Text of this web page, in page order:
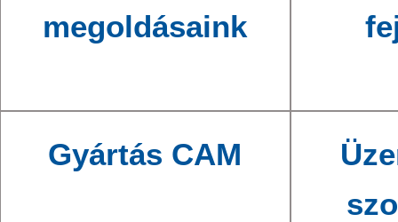
megoldásaink
Gyártás CAM